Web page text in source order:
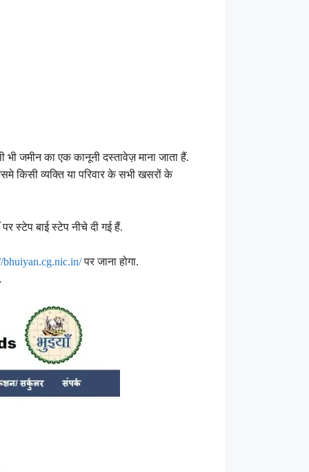
भी जमीन का एक कानूनी दस्तावेज़ माना जाता हैं.
किसी व्यक्ति या परिवार के सभी खसरों के
स्टेप बाई स्टेप नीचे दी गई हैं.
bhuiyan.cg.nic.in/पर जाना होगा.